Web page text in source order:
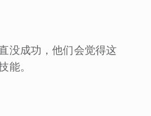
没成功，他们会觉得这
能。